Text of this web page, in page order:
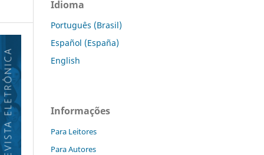
Idioma
Português (Brasil)
Español (España)
English
Informações
Para Leitores
Para Autores